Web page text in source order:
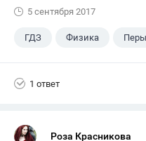
5 сентября 2017
ГДЗ Физика
1 ответ
Роза Красникова